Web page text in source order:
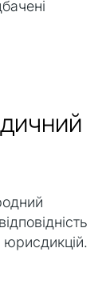
юрисдикцій.